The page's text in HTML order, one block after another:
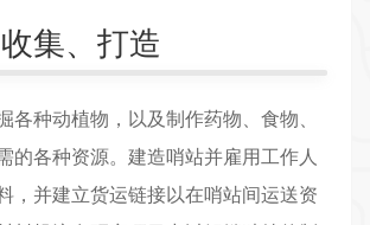
集、打造
各种动植物，以及制作药物、食物、
的各种资源。建造哨站并雇用工作人
，并建立货运链接以在哨站间运送资